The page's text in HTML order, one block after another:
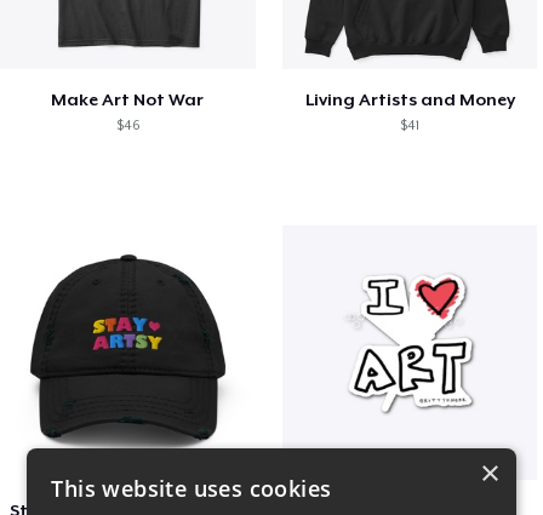
Make Art Not War
$46
Living Artists and Money
$41
×
This website uses cookies